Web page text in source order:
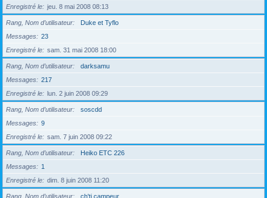
Enregistré le
jeu. 8 mai 2008 08:13
Rang, Nom d’utilisateur
Duke et Tyflo
Messages
23
Enregistré le
sam. 31 mai 2008 18:00
Rang, Nom d’utilisateur
darksamu
Messages
217
Enregistré le
lun. 2 juin 2008 09:29
Rang, Nom d’utilisateur
soscdd
Messages
9
Enregistré le
sam. 7 juin 2008 09:22
Rang, Nom d’utilisateur
Heiko ETC 226
Messages
1
Enregistré le
dim. 8 juin 2008 11:20
Rang, Nom d’utilisateur ch'ti campeur